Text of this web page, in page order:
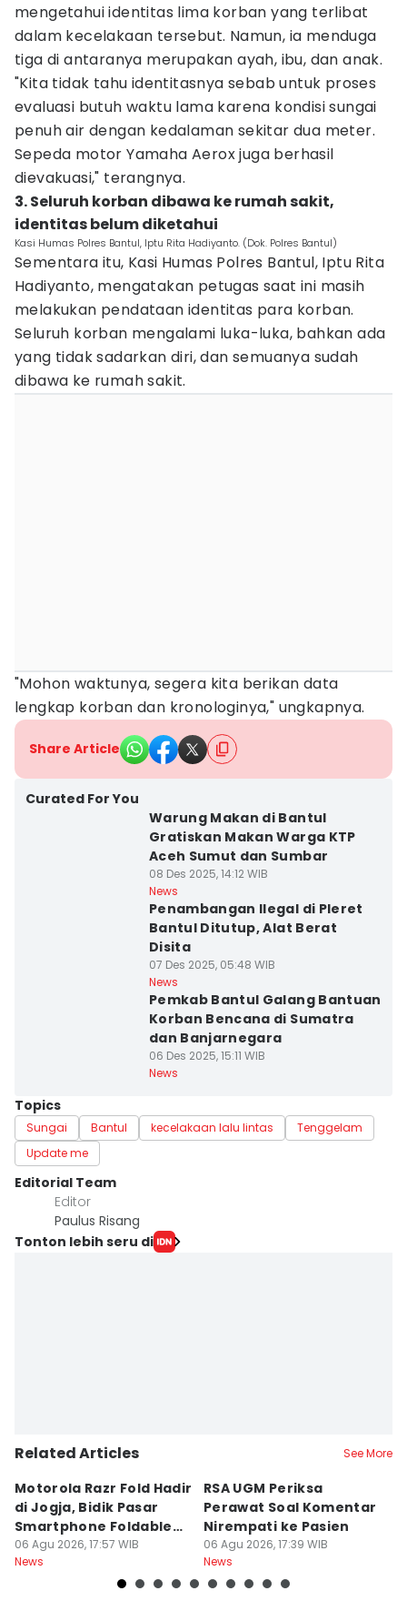
mengetahui identitas lima korban yang terlibat
dalam kecelakaan tersebut. Namun, ia menduga
tiga di antaranya merupakan ayah, ibu, dan anak.
"Kita tidak tahu identitasnya sebab untuk proses
evaluasi butuh waktu lama karena kondisi sungai
penuh air dengan kedalaman sekitar dua meter.
Sepeda motor Yamaha Aerox juga berhasil
dievakuasi," terangnya.
‎3. Seluruh korban dibawa ke rumah sakit,
identitas belum diketahui
Kasi Humas Polres Bantul, Iptu Rita Hadiyanto. (Dok. Polres Bantul)
Sementara itu, Kasi Humas Polres Bantul, Iptu Rita
Hadiyanto, mengatakan petugas saat ini masih
melakukan pendataan identitas para korban.
Seluruh korban mengalami luka-luka, bahkan ada
yang tidak sadarkan diri, dan semuanya sudah
dibawa ke rumah sakit.
"Mohon waktunya, segera kita berikan data
lengkap korban dan kronologinya," ungkapnya.
Share Article
Curated For You
Warung Makan di Bantul
Gratiskan Makan Warga KTP
Aceh Sumut dan Sumbar
08 Des 2025, 14:12 WIB
News
Penambangan Ilegal di Pleret
Bantul Ditutup, Alat Berat
Disita
07 Des 2025, 05:48 WIB
News
Pemkab Bantul Galang Bantuan
Korban Bencana di Sumatra
dan Banjarnegara
06 Des 2025, 15:11 WIB
News
Topics
Sungai Bantul kecelakaan lalu lintas
Tenggelam
Update me
Editorial Team
Editor
Paulus Risang
Tonton lebih seru di
Related Articles See More
Motorola Razr Fold Hadir
di Jogja, Bidik Pasar
Smartphone Foldable
Premium
06 Agu 2026, 17:57 WIB
News
RSA UGM Periksa
Perawat Soal Komentar
Nirempati ke Pasien
06 Agu 2026, 17:39 WIB
News